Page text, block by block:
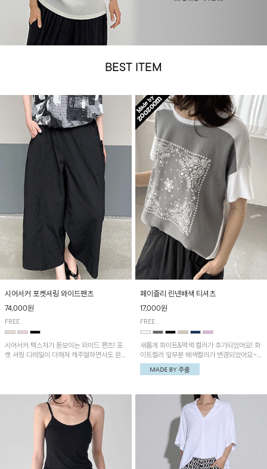
BEST ITEM
시어서커 포켓셔링 와이드팬츠
74,000원
FREE
시어서커 텍스처가 돋보이는 와이드 팬츠! 포
켓 셔링 디테일이 더해져 캐주얼하면서도 은은
아이템으로 활용하기 좋아요~
페이즐리 린넨배색 티셔츠
17,000원
FREE
새롭게 화이트&먹색 컬러가 추가되었어요! 화
이트컬러 앞부분 배색컬러가 변경되었어요~
중앙 린넨배색으로 유니크하면서 페이즐리 패
턴으로 감각적인 분위기를 연출이 가능한 티셔